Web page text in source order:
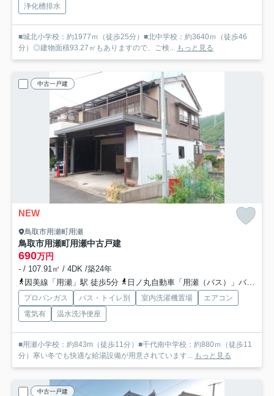
浄化槽排水
■城北小学校：約1977ｍ（徒歩25分）■北中学校：約3640ｍ（徒歩46
分）◎建物面積93.27㎡もありますので、ご検... もっと見る
中古一戸建
NEW
鳥取市用瀬町用瀬
鳥取市用瀬町用瀬中古戸建
690万円
- / 107.91㎡ / 4DK /築24年
因美線「用瀬」駅 徒歩5分
日ノ丸自動車「用瀬（バス）」バス停下車 徒歩4分
プロパンガス バス・トイレ別 室内洗濯機置場
エアコン
電気有
温水洗浄便座
■用瀬小学校：約843m（徒歩11分）■千代南中学校：約880ｍ（徒歩11
分）寒い冬でも快適な給湯設備が用意されています... もっと見る
中古一戸建